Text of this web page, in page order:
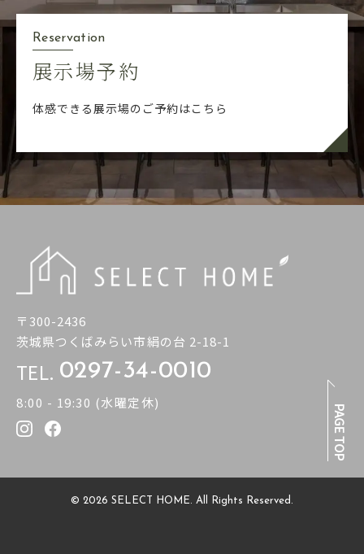
Reservation
展示場予約
体感できる展示場のご予約はこちら
PAGE TOP
〒300-2436
茨城県つくばみらい市絹の台 2-18-1
TEL. 0297-34-0010
8:00 - 19:30 (水曜定休)
© 2026 SELECT HOME. All Rights Reserved.